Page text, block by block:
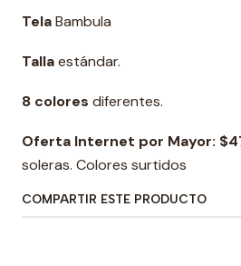
TelaBambula
Tallaestándar.
8 colores diferentes.
Oferta Internet por Mayor:
soleras. Colores surtidos
COMPARTIR ESTE PRODUCTO